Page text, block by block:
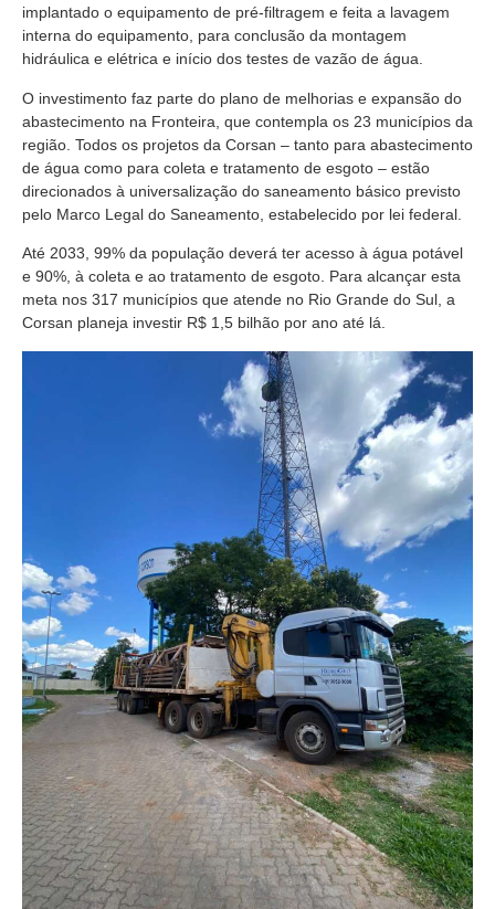
implantado o equipamento de pré-filtragem e feita a lavagem
interna do equipamento, para conclusão da montagem
hidráulica e elétrica e início dos testes de vazão de água.
O investimento faz parte do plano de melhorias e expansão do
abastecimento na Fronteira, que contempla os 23 municípios da
região. Todos os projetos da Corsan – tanto para abastecimento
de água como para coleta e tratamento de esgoto – estão
direcionados à universalização do saneamento básico previsto
pelo Marco Legal do Saneamento, estabelecido por lei federal.
Até 2033, 99% da população deverá ter acesso à água potável
e 90%, à coleta e ao tratamento de esgoto. Para alcançar esta
meta nos 317 municípios que atende no Rio Grande do Sul, a
Corsan planeja investir R$ 1,5 bilhão por ano até lá.